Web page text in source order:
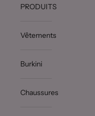
PRODUITS
Vêtements
Burkini
Chaussures